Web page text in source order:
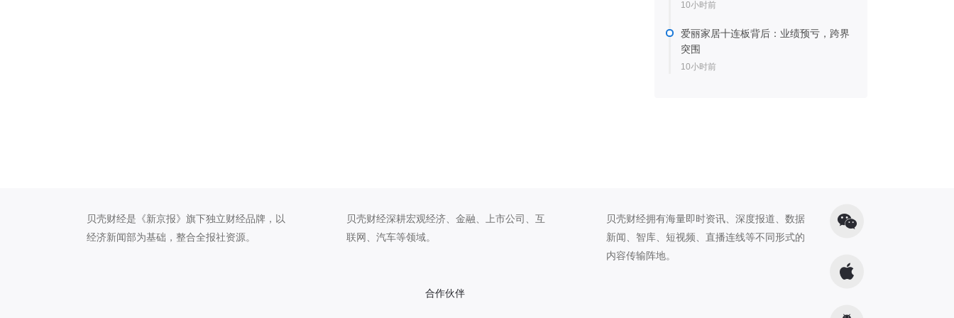
10小时前
爱丽家居十连板背后：业绩预亏，跨界
突围
10小时前
贝壳财经是《新京报》旗下独立财经品牌，以
经济新闻部为基础，整合全报社资源。
贝壳财经深耕宏观经济、金融、上市公司、互
联网、汽车等领域。
贝壳财经拥有海量即时资讯、深度报道、数据
新闻、智库、短视频、直播连线等不同形式的
内容传输阵地。
合作伙伴